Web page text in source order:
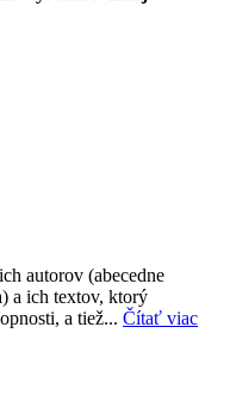
autorov (abecedne
a ich textov, ktorý
a tiež... Čítať viac